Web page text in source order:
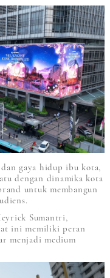
gaya hidup ibu kota,
dengan dinamika kota
untuk membangun
Sumantri,
ini memiliki peran
menjadi medium